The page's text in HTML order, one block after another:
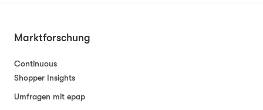
Marktforschung
Continuous
Shopper Insights
Umfragen mit epap